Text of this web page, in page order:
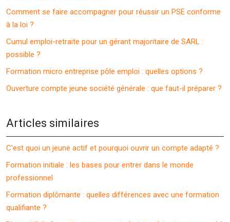
Comment se faire accompagner pour réussir un PSE conforme
à la loi ?
Cumul emploi-retraite pour un gérant majoritaire de SARL :
possible ?
Formation micro entreprise pôle emploi : quelles options ?
Ouverture compte jeune société générale : que faut-il préparer ?
Articles similaires
C’est quoi un jeune actif et pourquoi ouvrir un compte adapté ?
Formation initiale : les bases pour entrer dans le monde
professionnel
Formation diplômante : quelles différences avec une formation
qualifiante ?